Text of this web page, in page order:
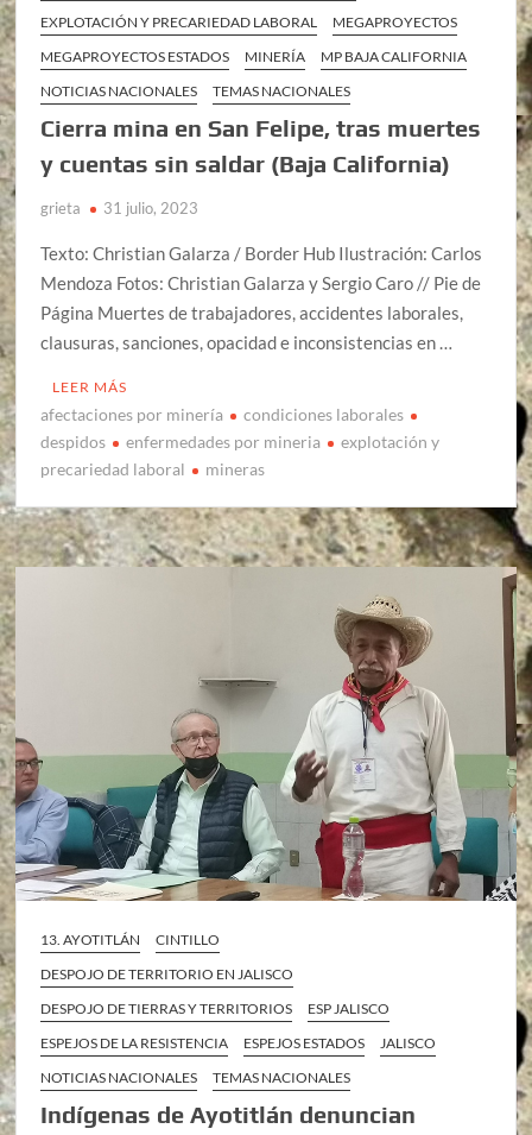
EXPLOTACIÓN Y PRECARIEDAD LABORAL
MEGAPROYECTOS
MEGAPROYECTOS ESTADOS
MINERÍA
MP BAJA CALIFORNIA
NOTICIAS NACIONALES
TEMAS NACIONALES
Cierra mina en San Felipe, tras muertes
y cuentas sin saldar (Baja California)
grieta 31 julio, 2023
Texto: Christian Galarza / Border Hub Ilustración: Carlos
Mendoza Fotos: Christian Galarza y Sergio Caro // Pie de
Página Muertes de trabajadores, accidentes laborales,
clausuras, sanciones, opacidad e inconsistencias en …
LEER MÁS
afectaciones por minería
condiciones laborales
despidos
enfermedades por mineria
explotación y
precariedad laboral
mineras
13. AYOTITLÁN
CINTILLO
DESPOJO DE TERRITORIO EN JALISCO
DESPOJO DE TIERRAS Y TERRITORIOS
ESP JALISCO
ESPEJOS DE LA RESISTENCIA
ESPEJOS ESTADOS
JALISCO
NOTICIAS NACIONALES
TEMAS NACIONALES
Indígenas de Ayotitlán denuncian